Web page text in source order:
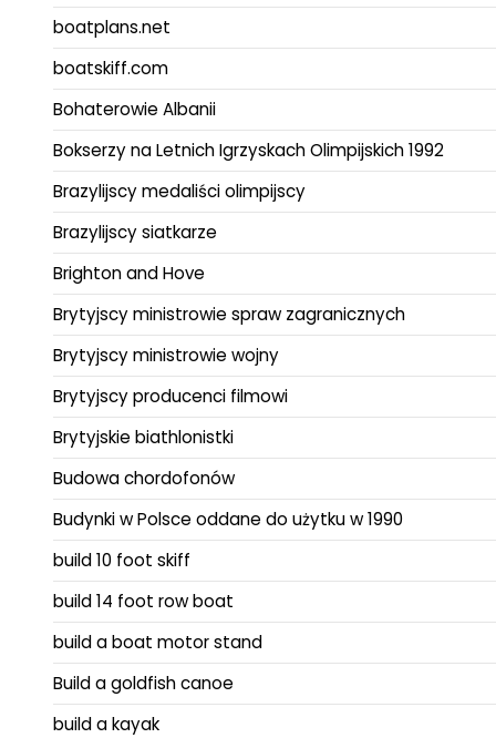
boatplans.net
boatskiff.com
Bohaterowie Albanii
Bokserzy na Letnich Igrzyskach Olimpijskich 1992
Brazylijscy medaliści olimpijscy
Brazylijscy siatkarze
Brighton and Hove
Brytyjscy ministrowie spraw zagranicznych
Brytyjscy ministrowie wojny
Brytyjscy producenci filmowi
Brytyjskie biathlonistki
Budowa chordofonów
Budynki w Polsce oddane do użytku w 1990
build 10 foot skiff
build 14 foot row boat
build a boat motor stand
Build a goldfish canoe
build a kayak